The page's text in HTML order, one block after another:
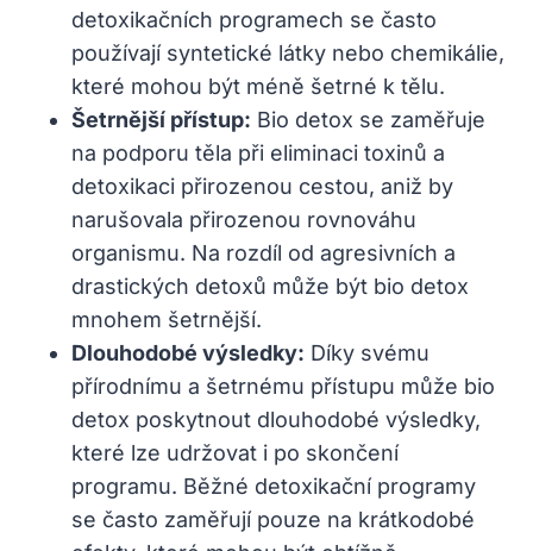
detoxikačních programech se často
používají syntetické látky nebo chemikálie,
které mohou být méně šetrné k tělu.
Šetrnější přístup: Bio detox se zaměřuje
na podporu těla při eliminaci toxinů a
detoxikaci přirozenou cestou, aniž by
narušovala přirozenou rovnováhu
organismu. Na rozdíl od agresivních a
drastických detoxů může být bio detox
mnohem šetrnější.
Dlouhodobé výsledky: Díky svému
přírodnímu a šetrnému přístupu může bio
detox poskytnout dlouhodobé výsledky,
které lze udržovat i po skončení
programu. Běžné detoxikační programy
se často zaměřují pouze na krátkodobé